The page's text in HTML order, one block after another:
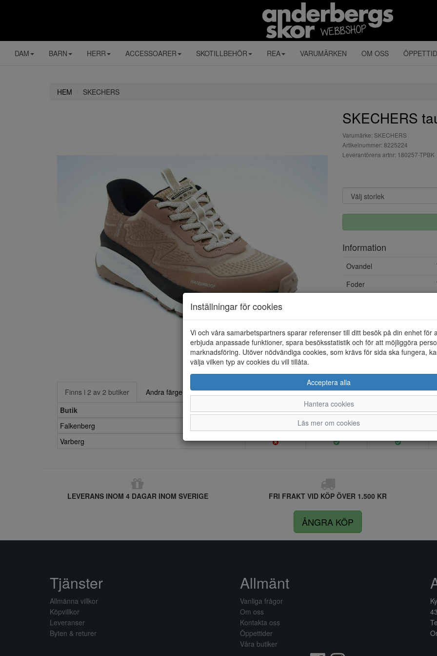
DAM BARN HERR ACCESSOARER SKOTILLBEHÖR REA VARUMÄRKEN OM OSS
HEM SKECHERS
SKECHERS
Varumärke: SKECHERS
Artikelnummer: 8225224
Leverantörens artnr: 180257-TPBK
Information
Ovandel
Foder
Övrigt
Löstagbar innersula
Finns i 2 av 2 butiker
Andra färger
Butik
36 37 38
Falkenberg
Varberg
LEVERANS INOM 4 DAGAR INOM SVERIGE FRI FRAKT VID KÖP ÖVER 1.500 KR
ÅNGRA KÖP
Inställningar för cookies
Vi och våra samarbetspartners sparar referenser till ditt besök på din enhet för
erbjuda anpassade funktioner, spara besöksstatistik och för att möjliggöra
marknadsföring. Utöver nödvändiga cookies, som krävs för sida ska fungera,
välja vilken typ av cookies du vill tillåta.
Acceptera alla
Hantera cookies
Läs mer om cookies
Tjänster
Allmänna villkor
Köpvillkor
Leveranser
Byten & returer
Allmänt
Vanliga frågor
Om oss
Kontakta oss
Öppettider
Våra butiker